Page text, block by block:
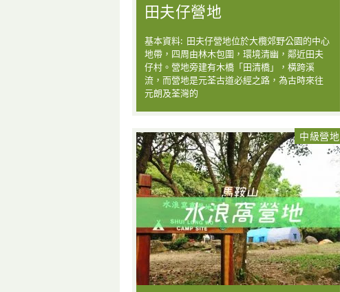
田夫仔營地
基本資料: 田夫仔營地位於大欖郊野公園的中心
地帶，四周由林木包圍，環境清幽，鄰近田夫
仔村。營地旁建有木橋「田清橋」，橫跨溪
流，而營地是元荃古道必經之路，為古時來往
元朗及荃灣的
中級營地